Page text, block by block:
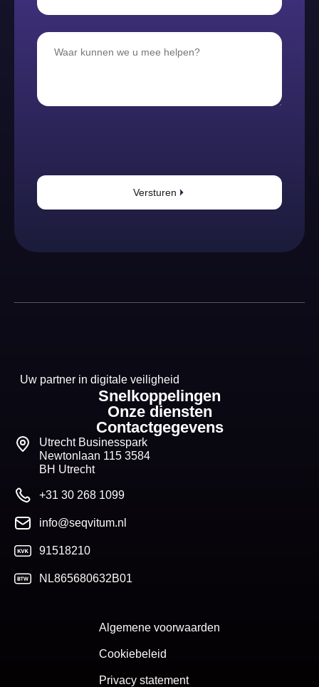
Versturen
Uw partner in digitale veiligheid
Snelkoppelingen
Onze diensten
Contactgegevens
Utrecht Businesspark
Newtonlaan 115 3584
BH Utrecht
+31 30 268 1099
info@seqvitum.nl
91518210
NL865680632B01
Algemene voorwaarden
Cookiebeleid
Privacy statement